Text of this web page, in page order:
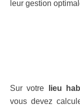
Sur votre lieu
vous devez